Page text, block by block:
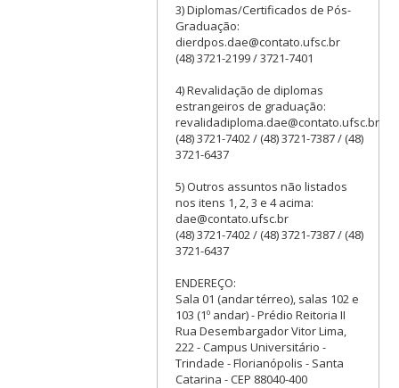
3) Diplomas/Certificados de Pós-
Graduação:
dierdpos.dae@contato.ufsc.br
(48) 3721-2199 / 3721-7401
4) Revalidação de diplomas
estrangeiros de graduação:
revalidadiploma.dae@contato.ufsc.br
(48) 3721-7402 / (48) 3721-7387 / (48)
3721-6437
5) Outros assuntos não listados
nos itens 1, 2, 3 e 4 acima:
dae@contato.ufsc.br
(48) 3721-7402 / (48) 3721-7387 / (48)
3721-6437
ENDEREÇO:
Sala 01 (andar térreo), salas 102 e
103 (1º andar) - Prédio Reitoria II
Rua Desembargador Vitor Lima,
222 - Campus Universitário -
Trindade - Florianópolis - Santa
Catarina - CEP 88040-400